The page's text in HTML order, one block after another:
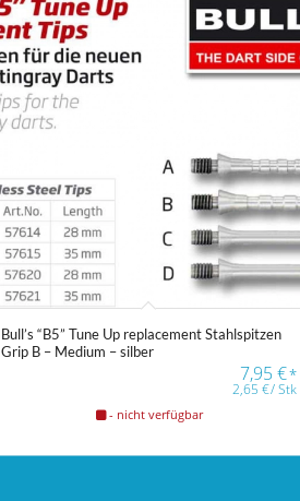
Bull’s “B5” Tune Up replacement Stahlspitzen
Grip B – Medium – silber
7,95€*
2,65€/Stk
- nicht verfügbar